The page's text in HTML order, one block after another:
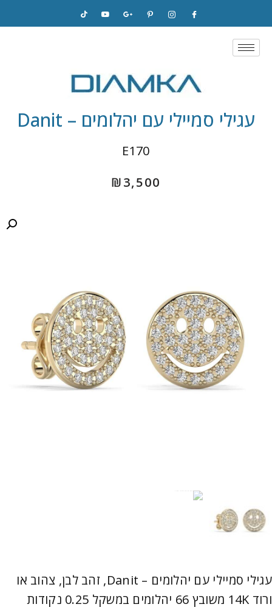
Skip
to
עגילי סמיילי עם יהלומים – Danit
E170
₪3,500
עגילי סמיילי עם יהלומים – Danit, זהב לבן, צהוב או
ורוד 14K משובץ 66 יהלומים במשקל 0.25 נקודות